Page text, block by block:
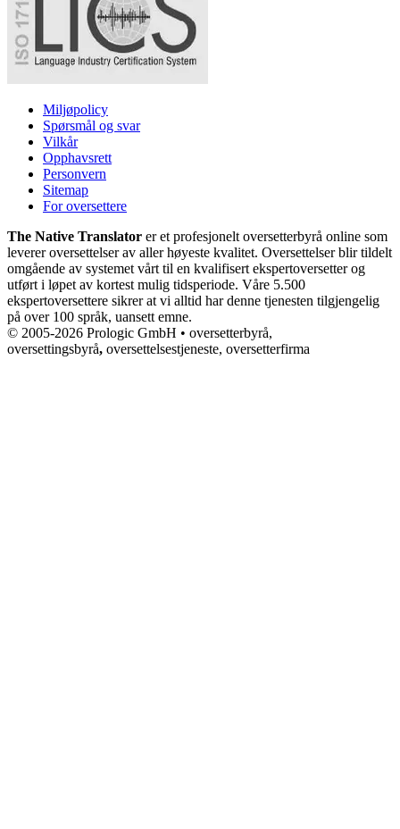
Miljøpolicy
Spørsmål og svar
Vilkår
Opphavsrett
Personvern
Sitemap
For oversettere
The Native Translator er et profesjonelt oversetterbyrå online som
leverer oversettelser av aller høyeste kvalitet. Oversettelser blir tildelt
omgående av systemet vårt til en kvalifisert ekspertoversetter og
utført i løpet av kortest mulig tidsperiode. Våre 5.500
ekspertoversettere sikrer at vi alltid har denne tjenesten tilgjengelig
på over 100 språk, uansett emne.
© 2005-2026 Prologic GmbH • oversetterbyrå,
oversettingsbyrå, oversettelsestjeneste, oversetterfirma